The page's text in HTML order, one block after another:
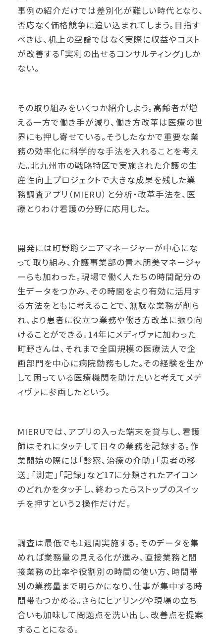
事例の紹介だけでは差別化が難しい時代となり、
否応なく価格競争に追い込まれてしまう。目指す
べきは、机上の空論ではなく実際に収益やコスト
が改善する「実利の出せるコンサルティング」しか
ない。
その取り組みをいくつか紹介しよう。高齢者が増
える一方で働き手が減り、働き方改革は医療の世
界にも押し寄せている。そうしたなかで重要な業
務の効率化に科学的な手法を入れることを考え
た。北九州市の戦略特区で実施された介護の生
産性向上プロジェクトで大きな成果を残した業
務調査アプリ（MIERU）と分析・改革手法を、医
療とりわけ看護の分野に応用した。
開発には町野聡シニアマネージャーが中心にな
って取り組み、介護事業部の青木朋美マネージャ
ーらも加わった。現場で働く人たちの時間配分の
生データをつかみ、その時間をより有効に活用す
る方法をともに考えることで、無駄な業務が削ら
れ、より患者に役立つ業務や働き方改革に振り向
けることができる。14年にメディヴァに加わった
町野さんは、それまで全国規模の医療法人で企
画部門を中心に病院勤務もした。その経験を生か
して困っている医療機関を助けたいと考えてメデ
ィヴァに参画したという。
MIERUでは、アプリの入った端末を貸与し、看護
師はそれにタッチして日々の業務を記録する。作
業開始の際には「診察、治療の介助」「患者の移
送」「測定」「記録」など17に分類されたアイコン
のどれかをタッチし、終わったらストップのスイッ
チを押すという２操作だけだ。
調査は最低でも1週間実施する。そのデータを集
めれば業務量の見える化が進み、直接業務と間
接業務の比率や役割別の時間の使い方、時間帯
別の業務量まで明らかになり、仕事が集中する時
間帯もつかめる。さらにヒアリングや現場の立ち
合いも加味して問題点を洗い出し、改善点を提案
することになる。